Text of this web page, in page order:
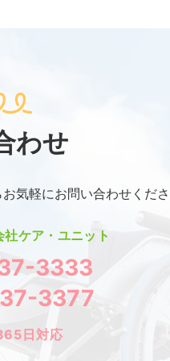
わせ
気軽にお問い合わせくだ
社ケア・ユニット
3333
3377
日対応